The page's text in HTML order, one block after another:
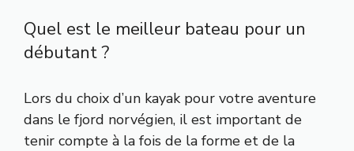
Quel est le meilleur bateau pour un
débutant ?
Lors du choix d’un kayak pour votre aventure
dans le fjord norvégien, il est important de
tenir compte à la fois de la forme et de la